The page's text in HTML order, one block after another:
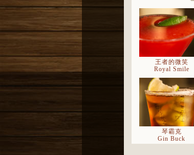
王者的微笑
Royal Smile
琴霸克
Gin Buck